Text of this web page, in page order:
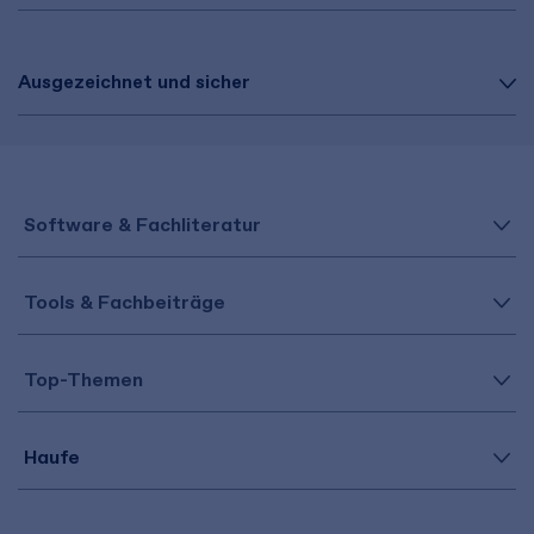
Ausgezeichnet und sicher
Software & Fachliteratur
Tools & Fachbeiträge
Top-Themen
Haufe